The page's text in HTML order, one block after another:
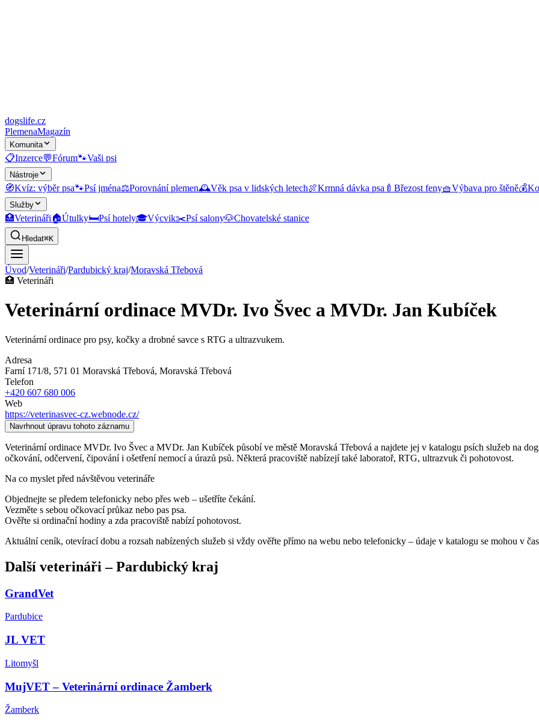
dogslife.cz
PlemenaMagazín
Komunita
📋Inzerce💬Fórum🐾Vaši psi
Nástroje
🧭Kvíz: výběr psa🐾Psí jména⚖️Porovnání plemen🕰️Věk psa v lidských letech🍖Krmná dávka psa 🍼 Březost feny🧺Výbava pro štěně💰
Služby
🏥Veterináři🏠Útulky🛏️Psí hotely🎓Výcvik✂️Psí salony🐶Chovatelské stanice
Hledat⌘K
Úvod/Veterináři/Pardubický kraj/Moravská Třebová
🏥 Veterináři
Veterinární ordinace MVDr. Ivo Švec a MVDr. Jan Kubíček
Veterinární ordinace pro psy, kočky a drobné savce s RTG a ultrazvukem.
Adresa
Farní 171/8, 571 01 Moravská Třebová, Moravská Třebová
Telefon
+420 607 680 006
Web
https://veterinasvec-cz.webnode.cz/
Navrhnout úpravu tohoto záznamu
Veterinární ordinace MVDr. Ivo Švec a MVDr. Jan Kubíček působí ve městě Moravská Třebová a najdete jej v katalogu psích služeb na
očkování, odčervení, čipování i ošetření nemocí a úrazů psů. Některá pracoviště nabízejí také laboratoř, RTG, ultrazvuk či pohotovost.
Na co myslet před návštěvou veterináře
Objednejte se předem telefonicky nebo přes web – ušetříte čekání.
Vezměte s sebou očkovací průkaz nebo pas psa.
Ověřte si ordinační hodiny a zda pracoviště nabízí pohotovost.
Aktuální ceník, otevírací dobu a rozsah nabízených služeb si vždy ověřte přímo na webu nebo telefonicky – údaje v katalogu se mohou v
Další veterináři –Pardubický kraj
GrandVet
Pardubice
JL VET
Litomyšl
MujVET – Veterinární ordinace Žamberk
Žamberk